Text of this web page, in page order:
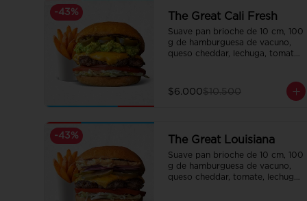
-43% The Great Cali Fresh
Suave pan brioche de 10 cm, 100
g de hamburguesa de vacuno,
queso cheddar, lechuga, tomate,
Incluye papas fritas crocantes.
$6.000$10.500
-43% The Great Louisiana
Suave pan brioche de 10 cm, 100
g de hamburguesa de vacuno,
queso cheddar, tomate, lechuga,